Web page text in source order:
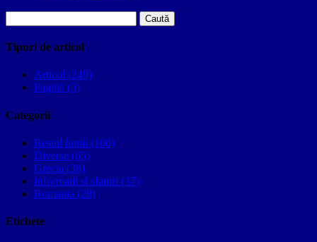
după:
Tipuri de articol
Articol (249)
Pagină (3)
Categorii
Restul lumii (100)
Diverse (65)
Grecia (38)
Informatii si sfaturi (37)
Romania (28)
Etichete